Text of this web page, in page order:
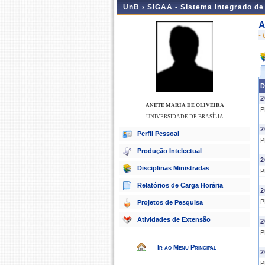
UnB › SIGAA - Sistema Integrado
ANETE MARIA DE OLIVEIRA
UNIVERSIDADE DE BRASÍLIA
Perfil Pessoal
Produção Intelectual
Disciplinas Ministradas
Relatórios de Carga Horária
Projetos de Pesquisa
Atividades de Extensão
Ir ao Menu Principal
-